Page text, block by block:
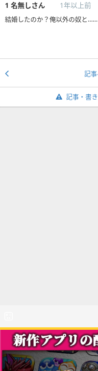
1 名無しさん 1年以上前
結婚したのか？俺以外の奴と
記
記事・書